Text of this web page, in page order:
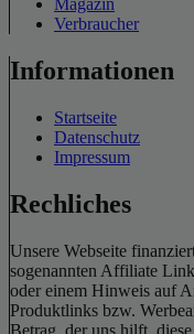
Magazin
Verbraucher
Informationen
Startseite
Datenschutz
Impressum
Rechliches
Unsere Webseite
sogenannten Affiliate
oder einem Hinweis auf
Produktlinks bzw.
Betrag, der uns hilft,